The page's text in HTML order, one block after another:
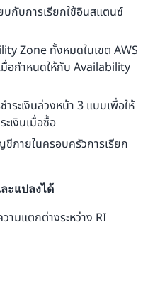
บกับการเรียกใช้อินสแตนซ์
Zone ทั้งหมดในเขต AWS
มื่อกำหนดให้กับ Availability
ระเงินล่วงหน้า 3 แบบเพื่อให้
เงินเมื่อซื้อ
ภายในครอบครัวการเรียก
ะแปลงได้
ามแตกต่างระหว่าง RI